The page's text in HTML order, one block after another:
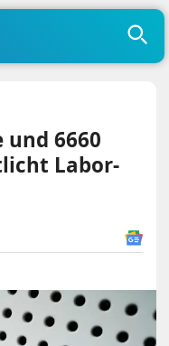
und 6660
Labor-